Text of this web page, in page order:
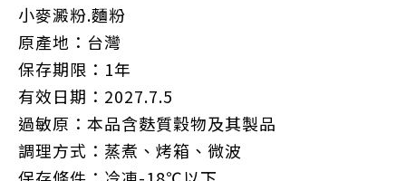
小麥澱粉.麵粉
原產地：台灣
保存期限： 1年
有效日期： 2027.7.5
過敏原：本品含麩質穀物及其製品
調理方式：蒸煮、烤箱、微波